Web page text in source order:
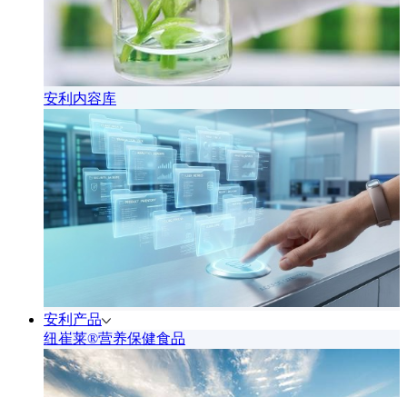
安利内容库
安利产品
纽崔莱®营养保健食品